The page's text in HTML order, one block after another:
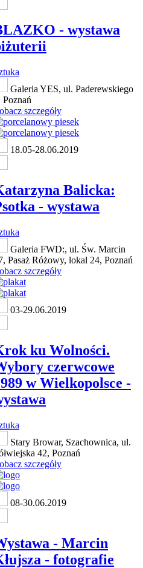
- wystawa
Galeria YES, ul. Paderewskiego
Poznań
szczegóły
18.05-28.06.2019
Balicka:
- wystawa
Galeria FWD:, ul. Św. Marcin
Pasaż Różowy, lokal 24, Poznań
szczegóły
03-29.06.2019
ku Wolności.
czerwcowe
w Wielkopolsce -
Stary Browar, Szachownica, ul.
42, Poznań
szczegóły
08-30.06.2019
- Marcin
- fotografie